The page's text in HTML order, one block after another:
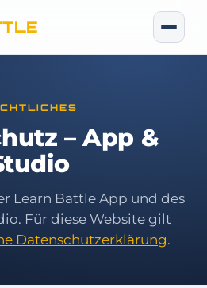
– App &
Learn Battle App und des
Für diese Website gilt
Datenschutzerklärung.